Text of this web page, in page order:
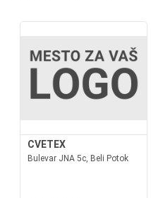
CVETEX
Bulevar JNA 5c, Beli Potok